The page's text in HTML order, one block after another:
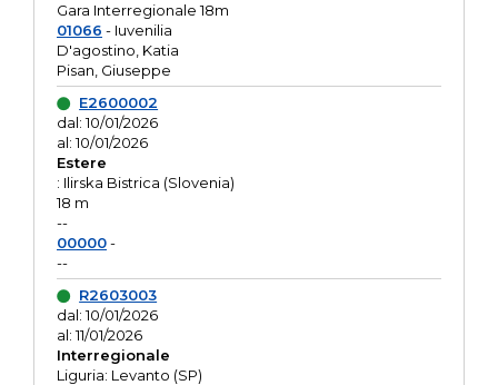
Gara Interregionale 18m
01066 - Iuvenilia
D'agostino, Katia
Pisan, Giuseppe
E2600002
dal: 10/01/2026
al: 10/01/2026
Estere
: Ilirska Bistrica (Slovenia)
18 m
--
00000-
--
R2603003
dal: 10/01/2026
al: 11/01/2026
Interregionale
Liguria: Levanto (SP)